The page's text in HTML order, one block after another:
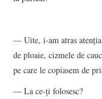
― Uite, i-am atras
de ploaie, cizmele de
pe care le copiasem de
― La ce-ţi folosesc?